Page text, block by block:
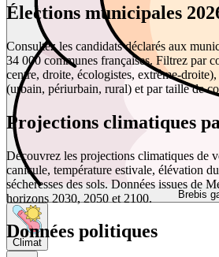
Brebis
Climat
Élections municipales
Consultez les candidats déclarés aux
34 000 communes françaises. Filtrez par
centre, droite, écologistes, extrême-
(urbain, périurbain, rural) et par taille de
Projections climatiques
Découvrez les projections climatiques de
canicule, température estivale, élévation
sécheresses des sols. Données issues de
horizons 2030, 2050 et 2100.
Données politiques